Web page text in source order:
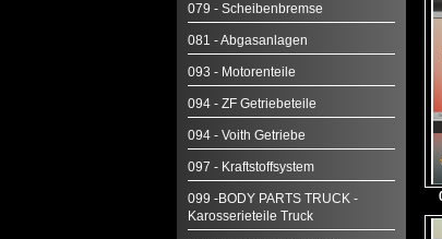
079 - Scheibenbremse
081 - Abgasanlagen
093 - Motorenteile
094 - ZF Getriebeteile
094 - Voith Getriebe
097 - Kraftstoffsystem
099 -BODY PARTS TRUCK -
Karosserieteile Truck